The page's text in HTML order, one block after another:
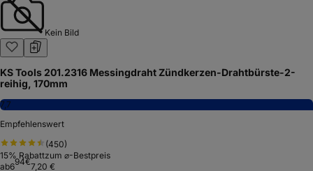
Kein Bild
KS Tools 201.2316 Messingdraht Zündkerzen-Drahtbürste-2-
reihig, 170mm
7,7
Empfehlenswert
(450)
15% Rabattzum ⌀-Bestpreis
ab694€7,20 €